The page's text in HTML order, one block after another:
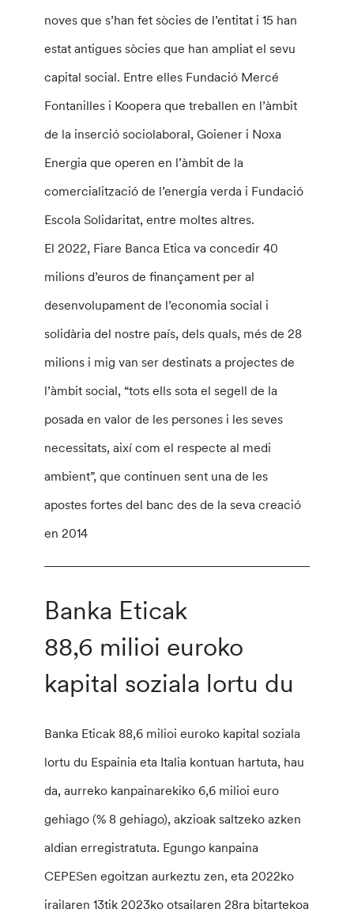
noves que s’han fet sòcies de l’entitat i 15 han
estat antigues sòcies que han ampliat el sevu
capital social. Entre elles Fundació Mercé
Fontanilles i Koopera que treballen en l’àmbit
de la inserció sociolaboral, Goiener i Noxa
Energia que operen en l’àmbit de la
comercialització de l’energia verda i Fundació
Escola Solidaritat, entre moltes altres.
El 2022, Fiare Banca Etica va concedir 40
milions d’euros de finançament per al
desenvolupament de l’economia social i
solidària del nostre país, dels quals, més de 28
milions i mig van ser destinats a projectes de
l’àmbit social, “tots ells sota el segell de la
posada en valor de les persones i les seves
necessitats, així com el respecte al medi
ambient”, que continuen sent una de les
apostes fortes del banc des de la seva creació
en 2014
Banka Eticak
88,6 milioi euroko
kapital soziala lortu du
Banka Eticak 88,6 milioi euroko kapital soziala
lortu du Espainia eta Italia kontuan hartuta, hau
da, aurreko kanpainarekiko 6,6 milioi euro
gehiago (% 8 gehiago), akzioak saltzeko azken
aldian erregistratuta. Egungo kanpaina
CEPESen egoitzan aurkeztu zen, eta 2022ko
irailaren 13tik 2023ko otsailaren 28ra bitartekoa